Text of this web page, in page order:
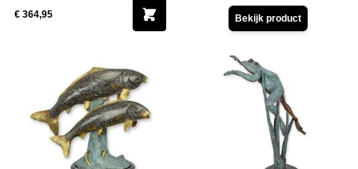
€ 364,95 Bekijk product